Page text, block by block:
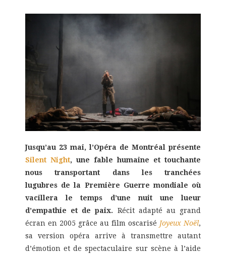
Jusqu’au 23 mai, l’Opéra de Montréal présente
Silent Night, une fable humaine et touchante
nous transportant dans les tranchées
lugubres de la Première Guerre mondiale où
vacillera le temps d’une nuit une lueur
d’empathie et de paix. Récit adapté au grand
écran en 2005 grâce au film oscarisé Joyeux Noël,
sa version opéra arrive à transmettre autant
d’émotion et de spectaculaire sur scène à l’aide